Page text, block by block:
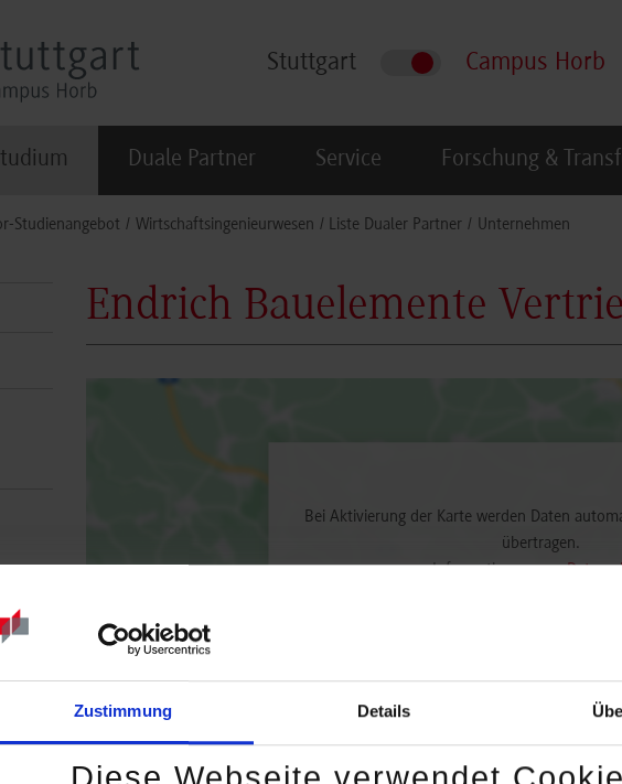
Zustimmung Details
Stuttgart Campus Horb
Duale Partner Service Forschung &
Studienangebot Wirtschaftsingenieurwesen Liste Dualer Partner Unternehmen
Endrich Bauelemente
Bei Aktivierung der Karte werden Daten
übertragen.
Informationen zum